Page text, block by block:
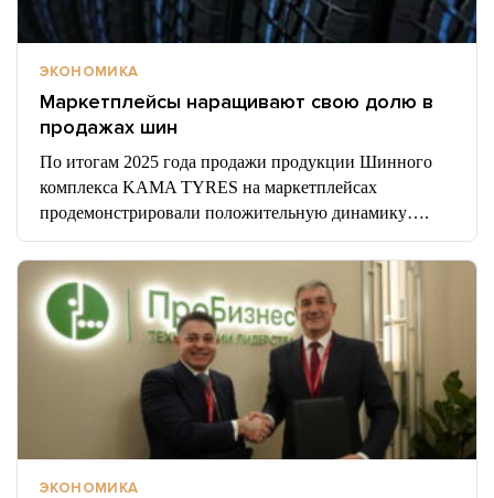
ЭКОНОМИКА
Маркетплейсы наращивают свою долю в
продажах шин
По итогам 2025 года продажи продукции Шинного
комплекса KAMA TYRES на маркетплейсах
продемонстрировали положительную динамику….
ЭКОНОМИКА